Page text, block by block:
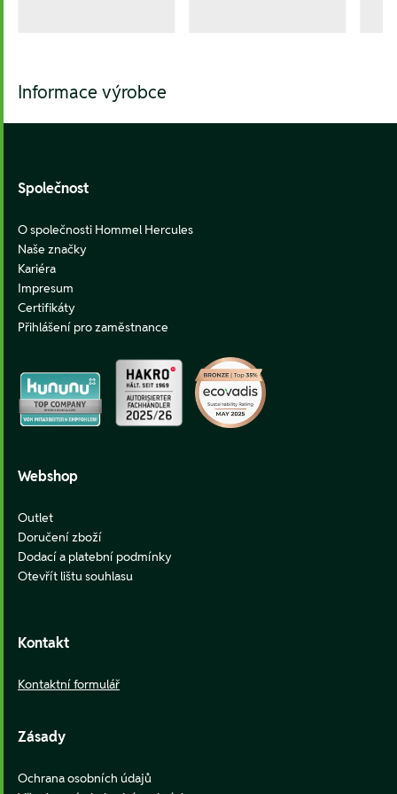
Informace výrobce
Footer
Společnost
O společnosti Hommel Hercules
Naše značky
Kariéra
Impresum
Certifikáty
Přihlášení pro zaměstnance
Webshop
Outlet
Doručení zboží
Dodací a platební podmínky
Otevřít lištu souhlasu
Kontakt
Kontaktní formulář
Zásady
Ochrana osobních údajů